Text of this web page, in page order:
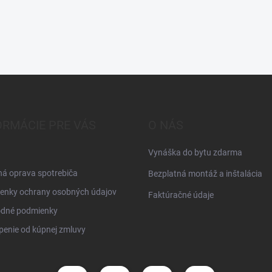
oprava spotrebiča
ochrany osobných údajov
podmienky
od kúpnej zmluvy
Vynáška do bytu zdarma
Bezplatná montáž a inštalácia
Faktúračné údaje